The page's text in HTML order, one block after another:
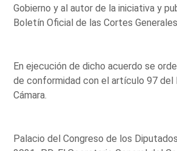
Gobierno y al autor de la iniciativa y
Boletín Oficial de las Cortes Generales.
En ejecución de dicho acuerdo se
de conformidad con el artículo 97 del
Cámara.
Palacio del Congreso de los